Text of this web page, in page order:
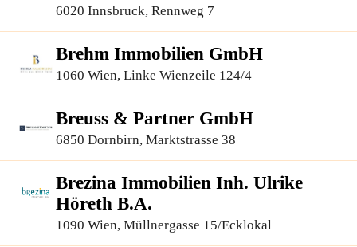
6020 Innsbruck, Rennweg 7
Brehm Immobilien GmbH
1060 Wien, Linke Wienzeile 124/4
Breuss & Partner GmbH
6850 Dornbirn, Marktstrasse 38
Brezina Immobilien Inh. Ulrike
Höreth B.A.
1090 Wien, Müllnergasse 15/Ecklokal